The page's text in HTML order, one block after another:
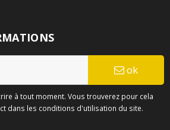
ok
à tout moment. Vous trouverez pour cela
dans les conditions d'utilisation du site.